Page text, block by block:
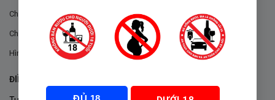
Chính sách đổi trả
Chính sách mua hàng
Hình thức thanh toán
ĐIỀU KHOẢN VÀ CHÍNH SÁCH